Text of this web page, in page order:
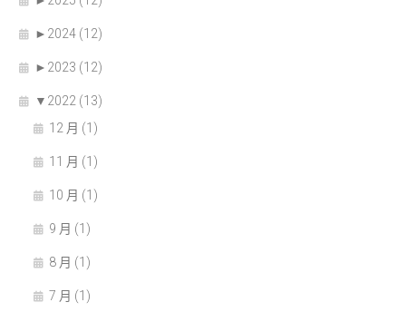
► 2024 (12)
► 2023 (12)
▼ 2022 (13)
12 月 (1)
11 月 (1)
10 月 (1)
9 月 (1)
8 月 (1)
7 月 (1)